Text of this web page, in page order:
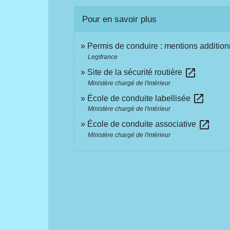
Pour en savoir plus
Permis de conduire : mentions
Legifrance
Site de la sécurité routière open_in_new
Ministère chargé de l'intérieur
École de conduite labellisée open_in_new
Ministère chargé de l'intérieur
École de conduite associative open_in_new
Ministère chargé de l'intérieur